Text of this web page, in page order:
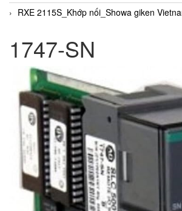
RXE 2115S_Khớp nối_Showa giken
1747-SN